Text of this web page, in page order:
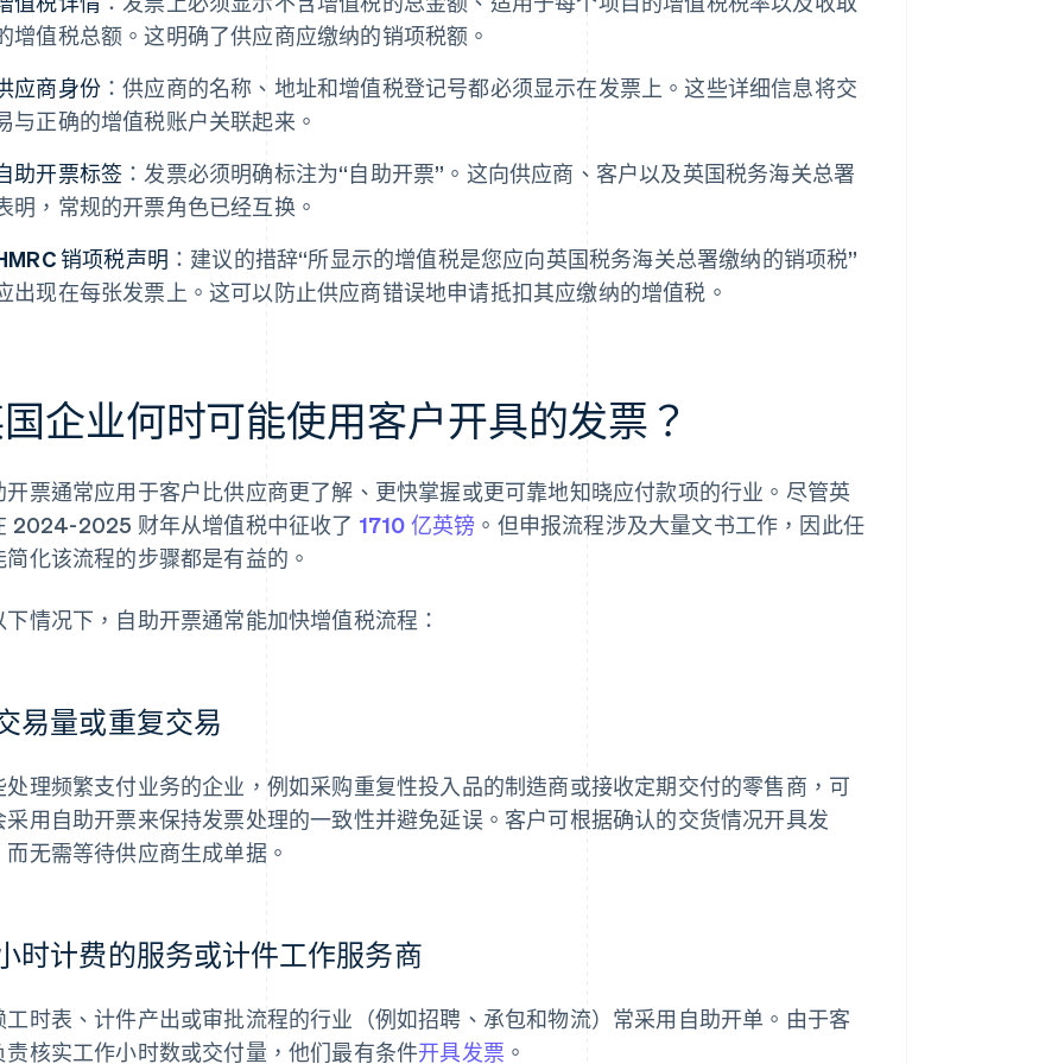
增值税总额。这明确了供应商应缴纳的销项税额。
应商身份 ：供应商的名称、地址和增值税登记号都必须显示在发票上。这些详细信息将交
与正确的增值税账户关联起来。
助开票标签 ：发票必须明确标注为“自助开票”。这向供应商、客户以及英国税务海关总署
明，常规的开票角色已经互换。
销项税声明 ：建议的措辞“所显示的增值税是您应向英国税务海关总署缴纳的销项税”
出现在每张发票上。这可以防止供应商错误地申请抵扣其应缴纳的增值税。
企业何时可能使用客户开具的发票？
开票通常应用于客户比供应商更了解、更快掌握或更可靠地知晓应付款项的行业。尽管英
2024-2025 财年从增值税中征收了 1710 亿英镑 。但申报流程涉及大量文书工作，因此任
简化该流程的步骤都是有益的。
下情况下，自助开票通常能加快增值税流程：
易量或重复交易
处理频繁支付业务的企业，例如采购重复性投入品的制造商或接收定期交付的零售商，可
采用自助开票来保持发票处理的一致性并避免延误。客户可根据确认的交货情况开具发
而无需等待供应商生成单据。
时计费的服务或计件工作服务商
工时表、计件产出或审批流程的行业（例如招聘、承包和物流）常采用自助开单。由于客
责核实工作小时数或交付量，他们最有条件开具发票 。